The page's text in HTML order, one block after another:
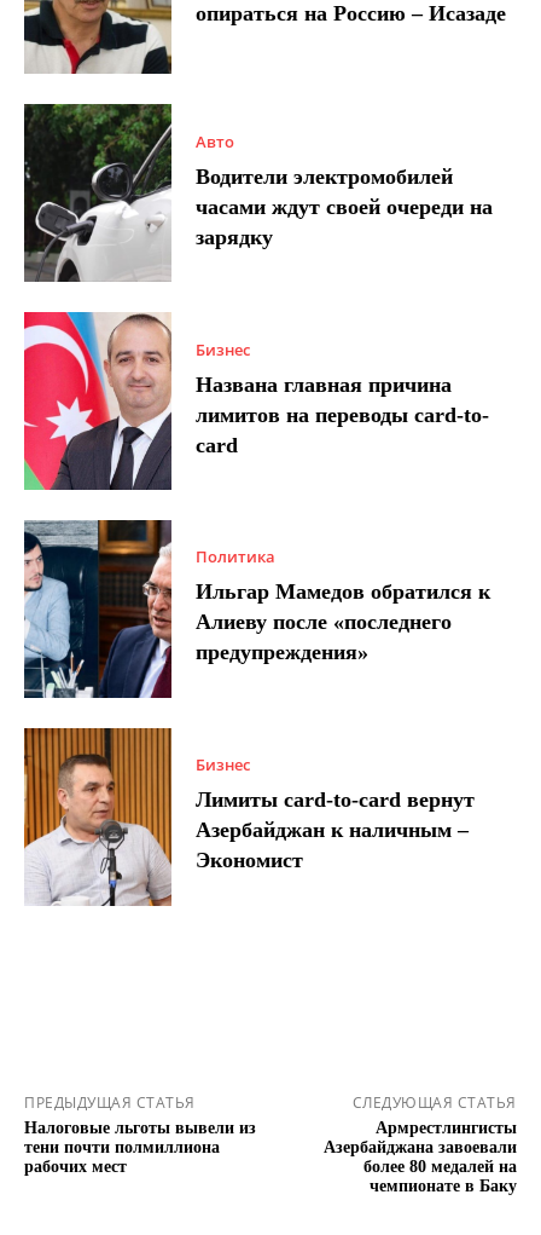
опираться на Россию – Исазаде
Авто
Водители электромобилей
часами ждут своей очереди на
зарядку
Бизнес
Названа главная причина
лимитов на переводы card-to-
card
Политика
Ильгар Мамедов обратился к
Алиеву после «последнего
предупреждения»
Бизнес
Лимиты card-to-card вернут
Азербайджан к наличным –
Экономист
ПРЕДЫДУЩАЯ СТАТЬЯ
Налоговые льготы вывели из
тени почти полмиллиона
рабочих мест
СЛЕДУЮЩАЯ СТАТЬЯ
Армрестлингисты
Азербайджана завоевали
более 80 медалей на
чемпионате в Баку